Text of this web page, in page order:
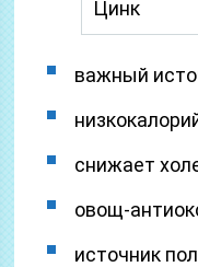
Цинк
важный
снижает
овощ-
источник